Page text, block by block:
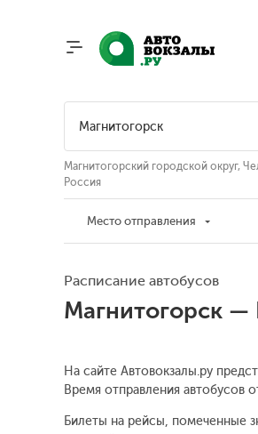
Магнитогорский городской округ,
Россия
Место отправления
Расписание автобусов
Магнитогорск —
На сайте Автовокзалы.ру
Время отправления автобусов
Билеты на рейсы, помеченные